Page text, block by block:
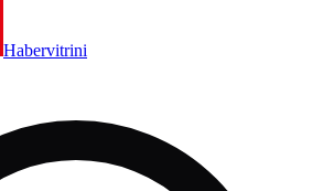
Habervitrini